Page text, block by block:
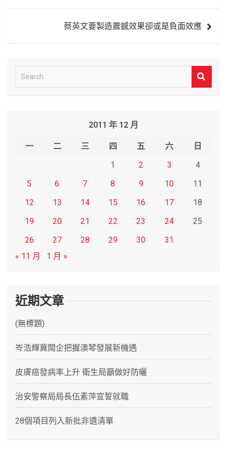
蔡英文要製造震撼效果卻或是負面效應
e
2011 年 12 月
一 二 三 四 五 六
日
1
2 3
4
5
6 7 8 9 10
11
12
13 14 15 16 17
18
19
20 21 22 23 24
25
26
27 28 29 30
31
« 11 月
1 月 »
近期文章
(無標題)
岑浩輝冀閩企把握澳琴發展新機遇
皮膚癌發病率上升 衛生局籲做好防曬
治安警察局局長伍素萍宣誓就職
28個項目列入新批非遺清單